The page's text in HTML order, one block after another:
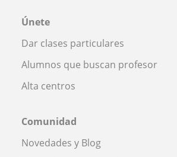
Únete
Dar clases particulares
Alumnos que buscan profesor
Alta centros
Comunidad
Novedades y Blog